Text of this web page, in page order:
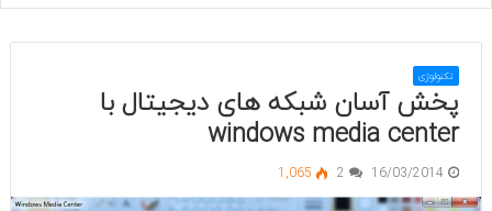
تکنولوژی
پخش آسان شبکه های دیجیتال با
windows media center
16/03/2014
2
1,065